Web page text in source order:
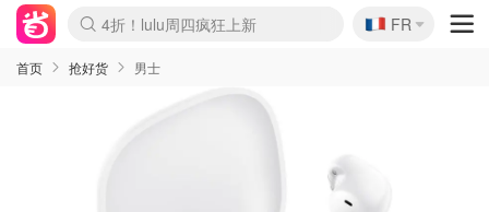
Boticinal 夏促开抢！
4折！lulu周四疯狂上新
还没结束！&OtherStories大促
Joybuy变相75折 随时失效
速领！Stanley独家85折
疑似霸哥！Camper额外叠85折
Zalando 奥莱闪促！每日更新
Moncler反季囤！5折起+叠9折
Coach Brooklyn仅€192
🇫🇷
FR
首页 抢好货 男士